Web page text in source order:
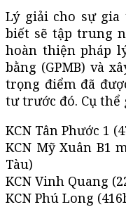
Lý giải cho sự gia
biết sẽ tập trung
hoàn thiện pháp
bằng (GPMB) và
trọng điểm đã
tư trước đó. Cụ thể
KCN Tân Phước 1
KCN Mỹ Xuân B1
Tàu)
KCN Vinh Quang
KCN Phú Long